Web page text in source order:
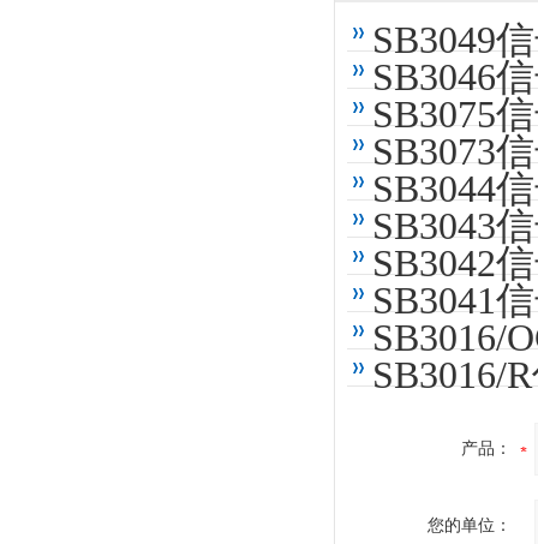
SB3049
SB3046
SB3075
SB3073
SB3044
SB3043
SB3042
SB3041
SB3016/
SB3016/
产品：
您的单位：